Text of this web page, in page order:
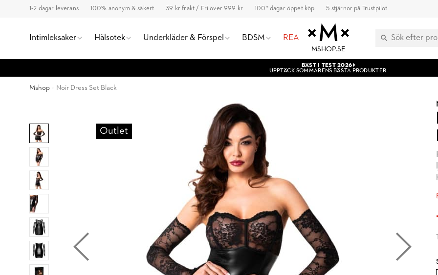
1-2 dagar leverans 100% anonym & säkert 39 kr frakt / Fri över 999 kr 100* dagar öppet köp 5 stjärnor på Trustpilot
Intimleksaker Hälsotek Underkläder & Förspel BDSM REA
MSHOP.SE
BÄST I TEST 2026
UPPTÄCK SOMMARENS BÄSTA PRODUKTER.
Mshop Noir Dress Set Black
Outlet